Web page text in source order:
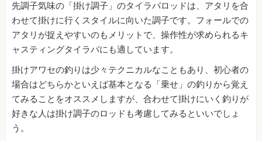
先調子気味の「掛け調子」のタイラバロッドは、アタリを合
わせて掛けに行くスタイルに向いた調子です。フォールでの
アタリが捉えやすいのもメリットで、操作性が求められるキ
ャスティングタイラバにも適しています。
掛けアワセの釣りは少々テクニカルなこともあり、初心者の
場合はどちらかといえば基本となる「乗せ」の釣りから覚え
てみることをオススメしますが、合わせて掛けにいく釣りが
好きな人は掛け調子のロッドも考慮してみるといいでしょ
う。